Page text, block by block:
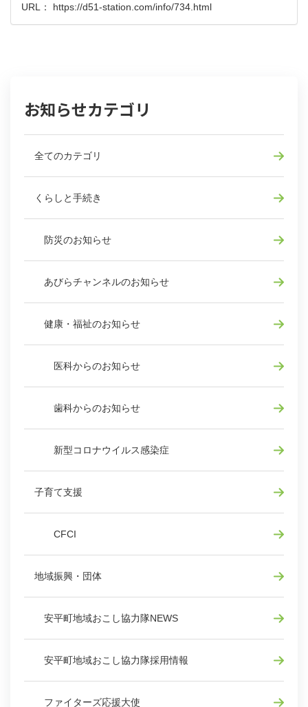
URL： https://d51-station.com/info/734.html
お知らせカテゴリ
全てのカテゴリ
くらしと手続き
防災のお知らせ
あびらチャンネルのお知らせ
健康・福祉のお知らせ
医科からのお知らせ
歯科からのお知らせ
新型コロナウイルス感染症
子育て支援
CFCI
地域振興・団体
安平町地域おこし協力隊NEWS
安平町地域おこし協力隊採用情報
ファイターズ応援大使